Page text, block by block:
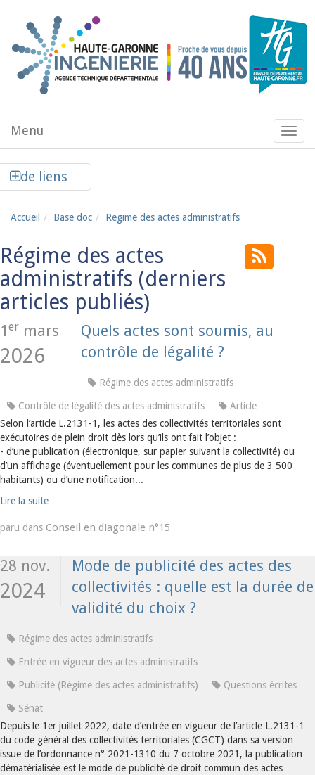
Menu
de
Menu
de liens
Accueil Base doc Regime des actes administratifs
Régime des actes
administratifs
1 er mars
2026
Quels actes sont soumis, au
contrôle de légalité ?
Régime des actes administratifs
Contrôle de légalité des actes administratifs
Article
Selon l’article L.2131-1, les actes des collectivités territoriales sont
exécutoires de plein droit dès lors qu’ils ont fait l’objet :
- d’une publication (électronique, sur papier suivant la collectivité) ou
d’un affichage (éventuellement pour les communes de plus de 3 500
habitants) ou d’une notification...
Lire la suite
paru dans Conseil en diagonale n°15
28 nov.
2024
Mode de publicité des actes des
collectivités : quelle est la durée de
validité du choix ?
Régime des actes administratifs
Entrée en vigueur des actes administratifs
Publicité (Régime des actes administratifs) Questions écrites
Sénat
Depuis le 1er juillet 2022, date d’entrée en vigueur de l’article L.2131-1
du code général des collectivités territoriales (CGCT) dans sa version
issue de l’ordonnance n° 2021-1310 du 7 octobre 2021, la publication
dématérialisée est le mode de publicité de droit commun des actes